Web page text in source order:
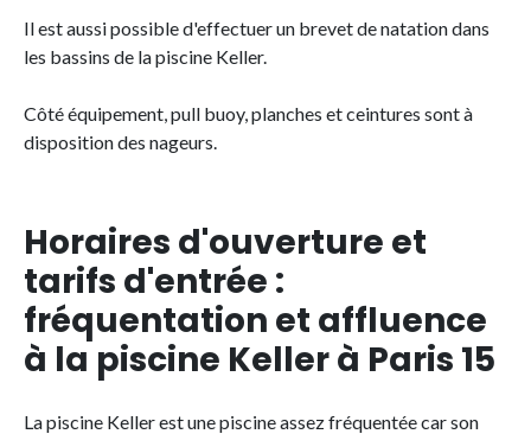
Il est aussi possible d'effectuer un brevet de natation dans
les bassins de la piscine Keller.
Côté équipement, pull buoy, planches et ceintures sont à
disposition des nageurs.
Horaires d'ouverture et
tarifs d'entrée :
fréquentation et affluence
à la piscine Keller à Paris 15
La piscine Keller est une piscine assez fréquentée car son